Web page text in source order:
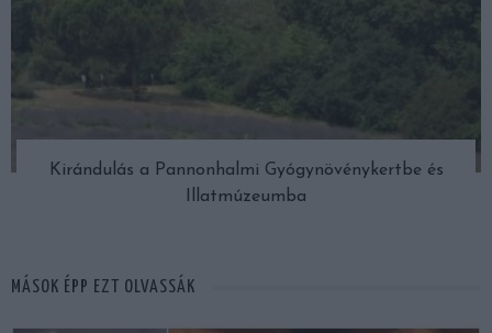
Kirándulás a Pannonhalmi Gyógynövénykertbe és
Illatmúzeumba
MÁSOK ÉPP EZT OLVASSÁK